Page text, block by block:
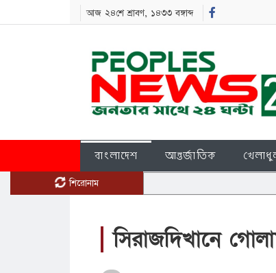
আজ ২৪শে শ্রাবণ, ১৪৩৩ বঙ্গাব্দ
বাংলাদেশ আন্তর্জাতিক
শিরোনাম
সিরাজদিখানে